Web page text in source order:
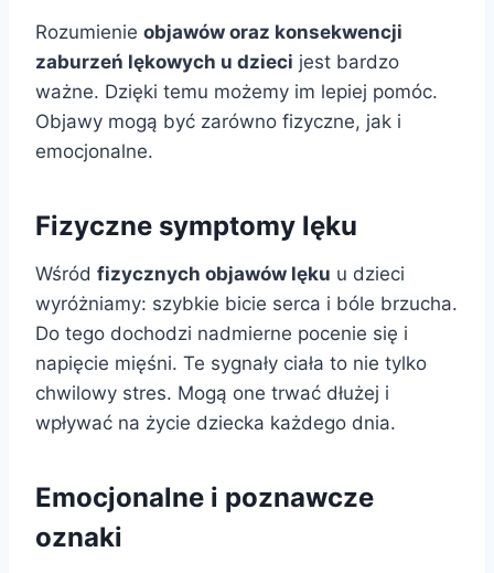
Rozumienie objawów oraz konsekwencji
zaburzeń lękowych u dzieci jest bardzo
ważne. Dzięki temu możemy im lepiej pomóc.
Objawy mogą być zarówno fizyczne, jak i
emocjonalne.
Fizyczne symptomy lęku
Wśród fizycznych objawów lęku u dzieci
wyróżniamy: szybkie bicie serca i bóle brzucha.
Do tego dochodzi nadmierne pocenie się i
napięcie mięśni. Te sygnały ciała to nie tylko
chwilowy stres. Mogą one trwać dłużej i
wpływać na życie dziecka każdego dnia.
Emocjonalne i poznawcze
oznaki